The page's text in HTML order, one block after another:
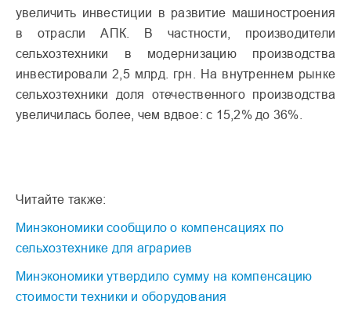
увеличить инвестиции в развитие машиностроения
в отрасли АПК. В частности, производители
сельхозтехники в модернизацию производства
инвестировали 2,5 млрд. грн. На внутреннем рынке
сельхозтехники доля отечественного производства
увеличилась более, чем вдвое: с 15,2% до 36%.
Читайте также:
Минэкономики сообщило о компенсациях по
сельхозтехнике для аграриев
Минэкономики утвердило сумму на компенсацию
стоимости техники и оборудования